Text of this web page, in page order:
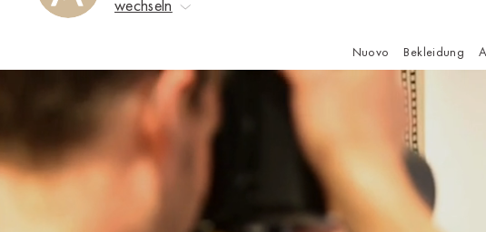
wechseln
Keine Auswahl
Bad Zwischenahn
Baden-Baden
Berlin-Friedrichshagen
Nuovo Bekleidung